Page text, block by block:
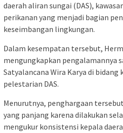
daerah aliran sungai (DAS),
perikanan yang menjadi bagian
keseimbangan lingkungan.
Dalam kesempatan tersebut,
mengungkapkan pengalamannya
Satyalancana Wira Karya di
pelestarian DAS.
Menurutnya, penghargaan
yang panjang karena dilakukan
mengukur konsistensi kepala